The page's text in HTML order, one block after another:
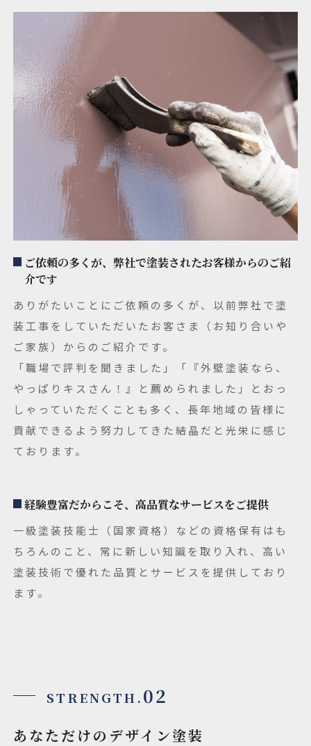
ご依頼の多くが、弊社で塗装されたお客様からのご紹
介です
ありがたいことにご依頼の多くが、以前弊社で塗
装工事をしていただいたお客さま（お知り合いや
ご家族）からのご紹介です。
「職場で評判を聞きました」「『外壁塗装なら、
やっぱりキスさん！』と薦められました」とおっ
しゃっていただくことも多く、長年地域の皆様に
貢献できるよう努力してきた結晶だと光栄に感じ
ております。
経験豊富だからこそ、高品質なサービスをご提供
一級塗装技能士（国家資格）などの資格保有はも
ちろんのこと、常に新しい知識を取り入れ、高い
塗装技術で優れた品質とサービスを提供しており
ます。
STRENGTH.02
あなただけのデザイン塗装